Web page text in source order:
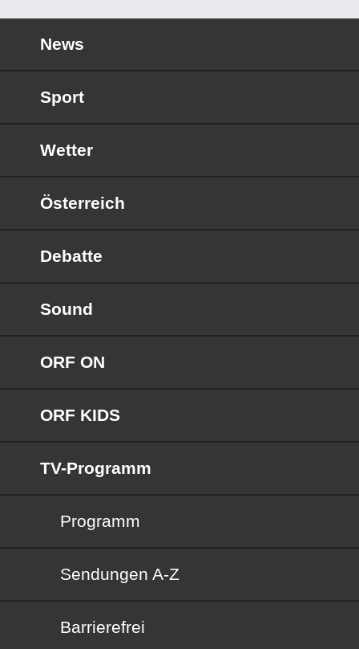
News
Sport
Wetter
Österreich
Debatte
Sound
ORF ON
ORF KIDS
TV-Programm
Programm
Sendungen von A bis Z
Sendungen A-Z
Barrierefrei
Barrierefrei